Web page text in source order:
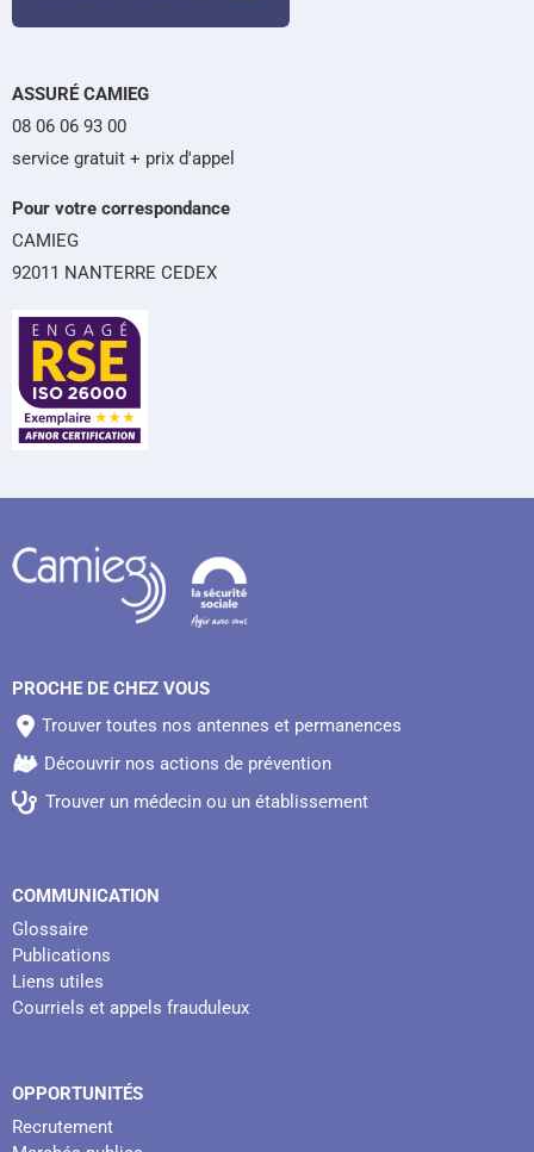
ASSURÉ CAMIEG
08 06 06 93 00
service gratuit + prix d'appel
Pour votre correspondance
CAMIEG
92011 NANTERRE CEDEX
PROCHE DE CHEZ VOUS
Trouver toutes nos antennes et permanences
Découvrir nos actions de prévention
Trouver un médecin ou un établissement
COMMUNICATION
Glossaire
Publications
Liens utiles
Courriels et appels frauduleux
OPPORTUNITÉS
Recrutement